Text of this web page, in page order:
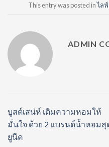
This entry was posted inไล
ADMIN
บูสต์เสน่ห์ เติมความหอมให้
มั่นใจ ด้วย 2 แบรนด์น้ำหอมสุ
ยูนีค